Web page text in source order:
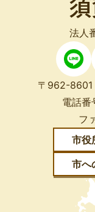
法人
〒962-
電話番
フ
市役
市へ